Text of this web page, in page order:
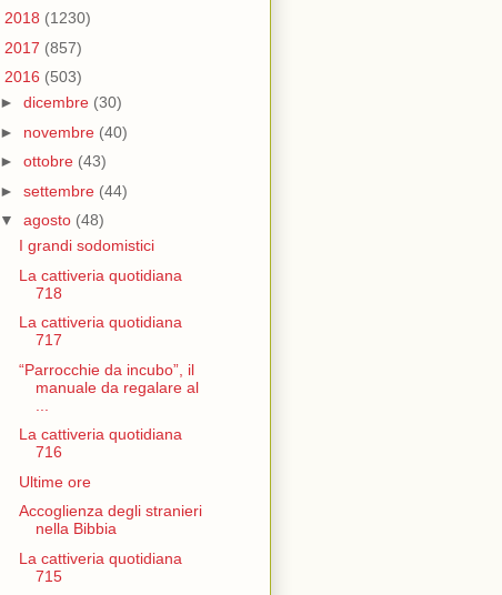
2018 (1230)
2017 (857)
2016 (503)
► dicembre (30)
► novembre (40)
► ottobre (43)
► settembre (44)
▼ agosto (48)
I grandi sodomistici
La cattiveria quotidiana
718
La cattiveria quotidiana
717
“Parrocchie da incubo”, il
manuale da regalare al
La cattiveria quotidiana
716
Ultime ore
Accoglienza degli stranieri
nella Bibbia
La cattiveria quotidiana
715